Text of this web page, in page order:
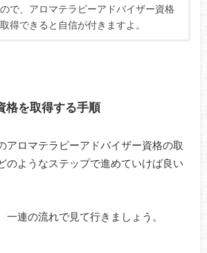
で、アロマテラピーアドバイザー資格
得できると自信が付きますよ。
格を取得する手順
アロマテラピーアドバイザー資格の取
のようなステップで進めていけば良い
一連の流れで見て行きましょう。